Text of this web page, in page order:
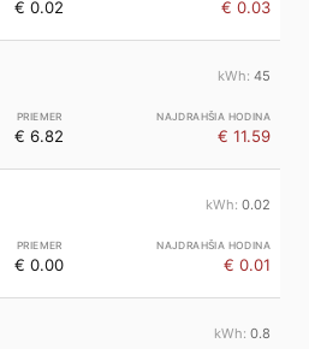
€ 0.02 € 0.03
45
€ 6.82 € 11.59
0.02
€ 0.00 € 0.01
0.8